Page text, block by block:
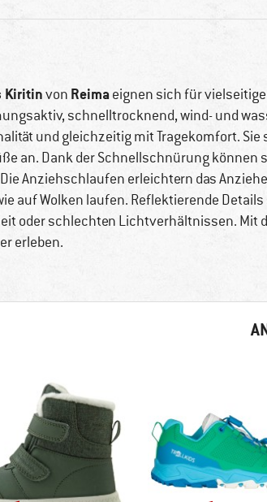
Kiritinvon Reimaeignen sich für
schnelltrocknend, wind- und
und gleichzeitig mit Tragekomfort.
an. Dank der Schnellschnürung können
Anziehschlaufen erleichtern das
auf Wolken laufen. Reflektierende
oder schlechten Lichtverhältnissen. Mit
erleben.